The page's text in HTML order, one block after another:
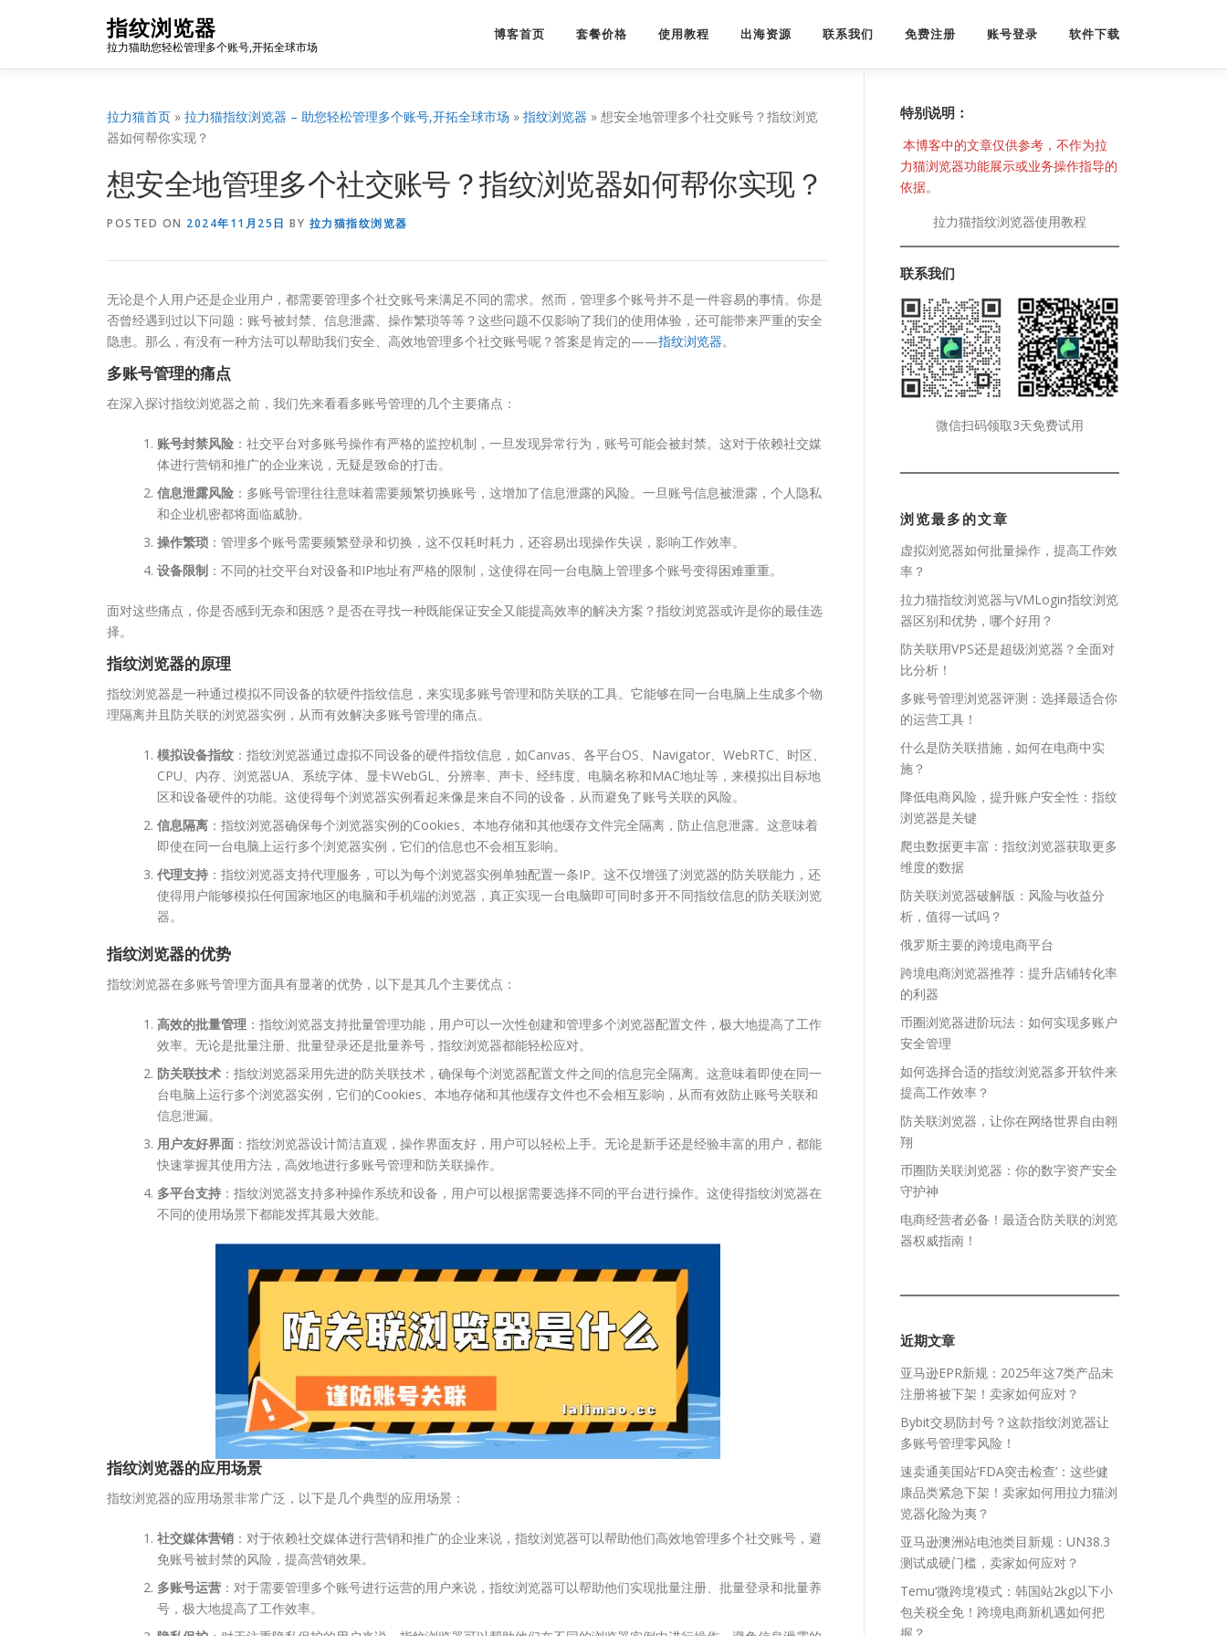
指纹浏览器
拉力猫助您轻松管理多个账号,开拓全球市场
博客首页 套餐价格 使用教程 出海资源 联系我们 免费注册 账号登录 软件下载
拉力猫首页 » 拉力猫指纹浏览器 – 助您轻松管理多个账号,开拓全球市场 » 指纹浏览器 » 想安全地管理多个社交账号？指纹浏览
器如何帮你实现？
想安全地管理多个社交账号？指纹浏览器如何帮你实现？
POSTED ON 2024年11月25日 BY 拉力猫指纹浏览器
无论是个人用户还是企业用户，都需要管理多个社交账号来满足不同的需求。然而，管理多个账号并不是一件容易的事情。你是
否曾经遇到过以下问题：账号被封禁、信息泄露、操作繁琐等等？这些问题不仅影响了我们的使用体验，还可能带来严重的安全
隐患。那么，有没有一种方法可以帮助我们安全、高效地管理多个社交账号呢？答案是肯定的——指纹浏览器。
多账号管理的痛点
在深入探讨指纹浏览器之前，我们先来看看多账号管理的几个主要痛点：
账号封禁风险 ：社交平台对多账号操作有严格的监控机制，一旦发现异常行为，账号可能会被封禁。这对于依赖社交媒
体进行营销和推广的企业来说，无疑是致命的打击。
信息泄露风险 ：多账号管理往往意味着需要频繁切换账号，这增加了信息泄露的风险。一旦账号信息被泄露，个人隐私
和企业机密都将面临威胁。
操作繁琐 ：管理多个账号需要频繁登录和切换，这不仅耗时耗力，还容易出现操作失误，影响工作效率。
设备限制 ：不同的社交平台对设备和IP地址有严格的限制，这使得在同一台电脑上管理多个账号变得困难重重。
面对这些痛点，你是否感到无奈和困惑？是否在寻找一种既能保证安全又能提高效率的解决方案？指纹浏览器或许是你的最佳选
择。
指纹浏览器的原理
指纹浏览器是一种通过模拟不同设备的软硬件指纹信息，来实现多账号管理和防关联的工具。它能够在同一台电脑上生成多个物
理隔离并且防关联的浏览器实例，从而有效解决多账号管理的痛点。
模拟设备指纹 ：指纹浏览器通过虚拟不同设备的硬件指纹信息，如Canvas、各平台OS、Navigator、WebRTC、时区、
CPU、内存、浏览器UA、系统字体、显卡WebGL、分辨率、声卡、经纬度、电脑名称和MAC地址等，来模拟出目标地
区和设备硬件的功能。这使得每个浏览器实例看起来像是来自不同的设备，从而避免了账号关联的风险。
信息隔离 ：指纹浏览器确保每个浏览器实例的Cookies、本地存储和其他缓存文件完全隔离，防止信息泄露。这意味着
即使在同一台电脑上运行多个浏览器实例，它们的信息也不会相互影响。
代理支持 ：指纹浏览器支持代理服务，可以为每个浏览器实例单独配置一条IP。这不仅增强了浏览器的防关联能力，还
使得用户能够模拟任何国家地区的电脑和手机端的浏览器，真正实现一台电脑即可同时多开不同指纹信息的防关联浏览
器。
指纹浏览器的优势
指纹浏览器在多账号管理方面具有显著的优势，以下是其几个主要优点：
高效的批量管理 ：指纹浏览器支持批量管理功能，用户可以一次性创建和管理多个浏览器配置文件，极大地提高了工作
效率。无论是批量注册、批量登录还是批量养号，指纹浏览器都能轻松应对。
防关联技术 ：指纹浏览器采用先进的防关联技术，确保每个浏览器配置文件之间的信息完全隔离。这意味着即使在同一
台电脑上运行多个浏览器实例，它们的Cookies、本地存储和其他缓存文件也不会相互影响，从而有效防止账号关联和
信息泄漏。
用户友好界面 ：指纹浏览器设计简洁直观，操作界面友好，用户可以轻松上手。无论是新手还是经验丰富的用户，都能
快速掌握其使用方法，高效地进行多账号管理和防关联操作。
多平台支持 ：指纹浏览器支持多种操作系统和设备，用户可以根据需要选择不同的平台进行操作。这使得指纹浏览器在
不同的使用场景下都能发挥其最大效能。
指纹浏览器的应用场景
指纹浏览器的应用场景非常广泛，以下是几个典型的应用场景：
社交媒体营销 ：对于依赖社交媒体进行营销和推广的企业来说，指纹浏览器可以帮助他们高效地管理多个社交账号，避
免账号被封禁的风险，提高营销效果。
多账号运营 ：对于需要管理多个账号进行运营的用户来说，指纹浏览器可以帮助他们实现批量注册、批量登录和批量养
号，极大地提高了工作效率。
特别说明：
本博客中的文章仅供参考，不作为拉
力猫浏览器功能展示或业务操作指导的
依据。
拉力猫指纹浏览器使用教程
联系我们
微信扫码领取3天免费试用
浏览最多的文章
虚拟浏览器如何批量操作，提高工作效
率？
拉力猫指纹浏览器与VMLogin指纹浏览
器区别和优势，哪个好用？
防关联用VPS还是超级浏览器？全面对
比分析！
多账号管理浏览器评测：选择最适合你
的运营工具！
什么是防关联措施，如何在电商中实
施？
降低电商风险，提升账户安全性：指纹
浏览器是关键
爬虫数据更丰富：指纹浏览器获取更多
维度的数据
防关联浏览器破解版：风险与收益分
析，值得一试吗？
俄罗斯主要的跨境电商平台
跨境电商浏览器推荐：提升店铺转化率
的利器
币圈浏览器进阶玩法：如何实现多账户
安全管理
如何选择合适的指纹浏览器多开软件来
提高工作效率？
防关联浏览器，让你在网络世界自由翱
翔
币圈防关联浏览器：你的数字资产安全
守护神
电商经营者必备！最适合防关联的浏览
器权威指南！
近期文章
亚马逊EPR新规：2025年这7类产品未
注册将被下架！卖家如何应对？
Bybit交易防封号？这款指纹浏览器让
多账号管理零风险！
速卖通美国站‘FDA突击检查’：这些健
康品类紧急下架！卖家如何用拉力猫浏
览器化险为夷？
亚马逊澳洲站电池类目新规：UN38.3
测试成硬门槛，卖家如何应对？
Temu‘微跨境’模式：韩国站2kg以下小
包关税全免！跨境电商新机遇如何把